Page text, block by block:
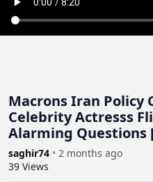
Macrons Iran Policy
Celebrity Actresss
Alarming
saghir74 • 2 months ago
39 Views